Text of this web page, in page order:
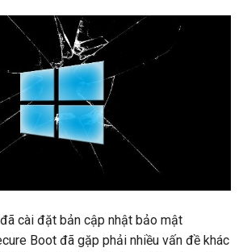
cài đặt bản cập nhật bảo mật
Boot đã gặp phải nhiều vấn đề khác